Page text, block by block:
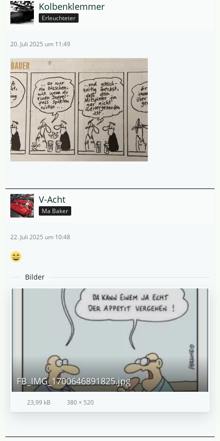
Kolbenklemmer
Erleuchteter
20. Juli 2025 um 11:49
V-Acht
Ma Baker
22. Juli 2025 um 10:48
Bilder
FB_IMG_1700646891825.jpg
23,99 kB 380 × 520